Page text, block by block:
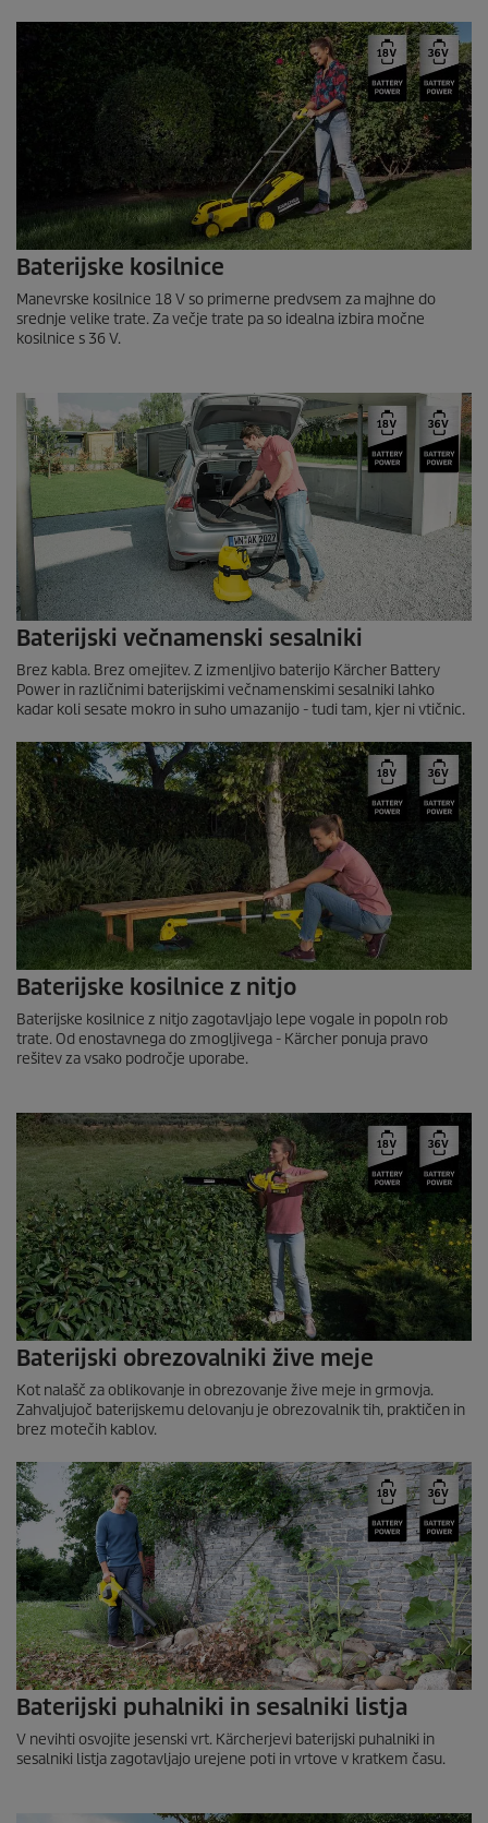
Baterijske kosilnice
Manevrske kosilnice 18 V so primerne predvsem za majhne do
srednje velike trate. Za večje trate pa so idealna izbira močne
kosilnice s 36 V.
Baterijski večnamenski sesalniki
Brez kabla. Brez omejitev. Z izmenljivo baterijo Kärcher Battery
Power in različnimi baterijskimi večnamenskimi sesalniki lahko
kadar koli sesate mokro in suho umazanijo - tudi tam, kjer ni vtičnic.
Baterijske kosilnice z nitjo
Baterijske kosilnice z nitjo zagotavljajo lepe vogale in popoln rob
trate. Od enostavnega do zmogljivega - Kärcher ponuja pravo
rešitev za vsako področje uporabe.
Baterijski obrezovalniki žive meje
Kot nalašč za oblikovanje in obrezovanje žive meje in grmovja.
Zahvaljujoč baterijskemu delovanju je obrezovalnik tih, praktičen in
brez motečih kablov.
Baterijski puhalniki in sesalniki listja
V nevihti osvojite jesenski vrt. Kärcherjevi baterijski puhalniki in
sesalniki listja zagotavljajo urejene poti in vrtove v kratkem času.